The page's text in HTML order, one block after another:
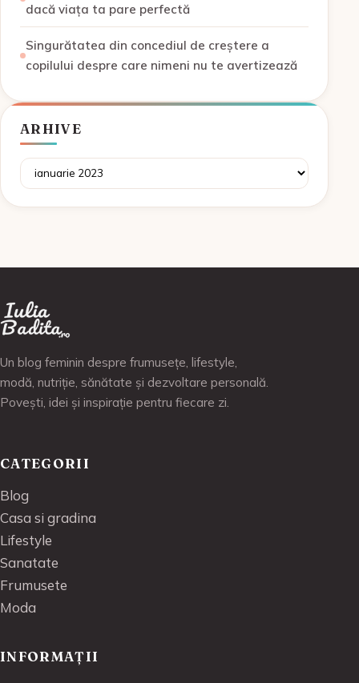
dacă viața ta pare perfectă
Singurătatea din concediul de creștere a
copilului despre care nimeni nu te avertizează
ARHIVE
Arhive
Un blog feminin despre frumusețe, lifestyle,
modă, nutriție, sănătate și dezvoltare personală.
Povești, idei și inspirație pentru fiecare zi.
CATEGORII
Blog
Casa si gradina
Lifestyle
Sanatate
Frumusete
Moda
INFORMAȚII